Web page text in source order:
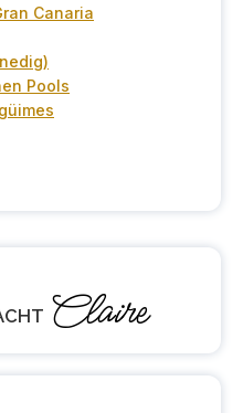
Canaria
Pools
Claire